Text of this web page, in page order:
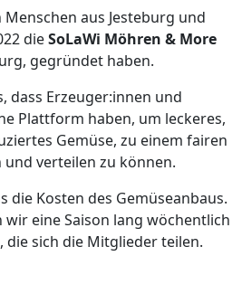
Menschen aus Jesteburg und
dieSoLaWi Möhren & More
gegründet haben.
dass Erzeuger:innen und
Plattform haben, um leckeres,
Gemüse, zu einem fairen
und verteilen zu können.
die Kosten des Gemüseanbaus.
eine Saison lang wöchentlich
die sich die Mitglieder teilen.